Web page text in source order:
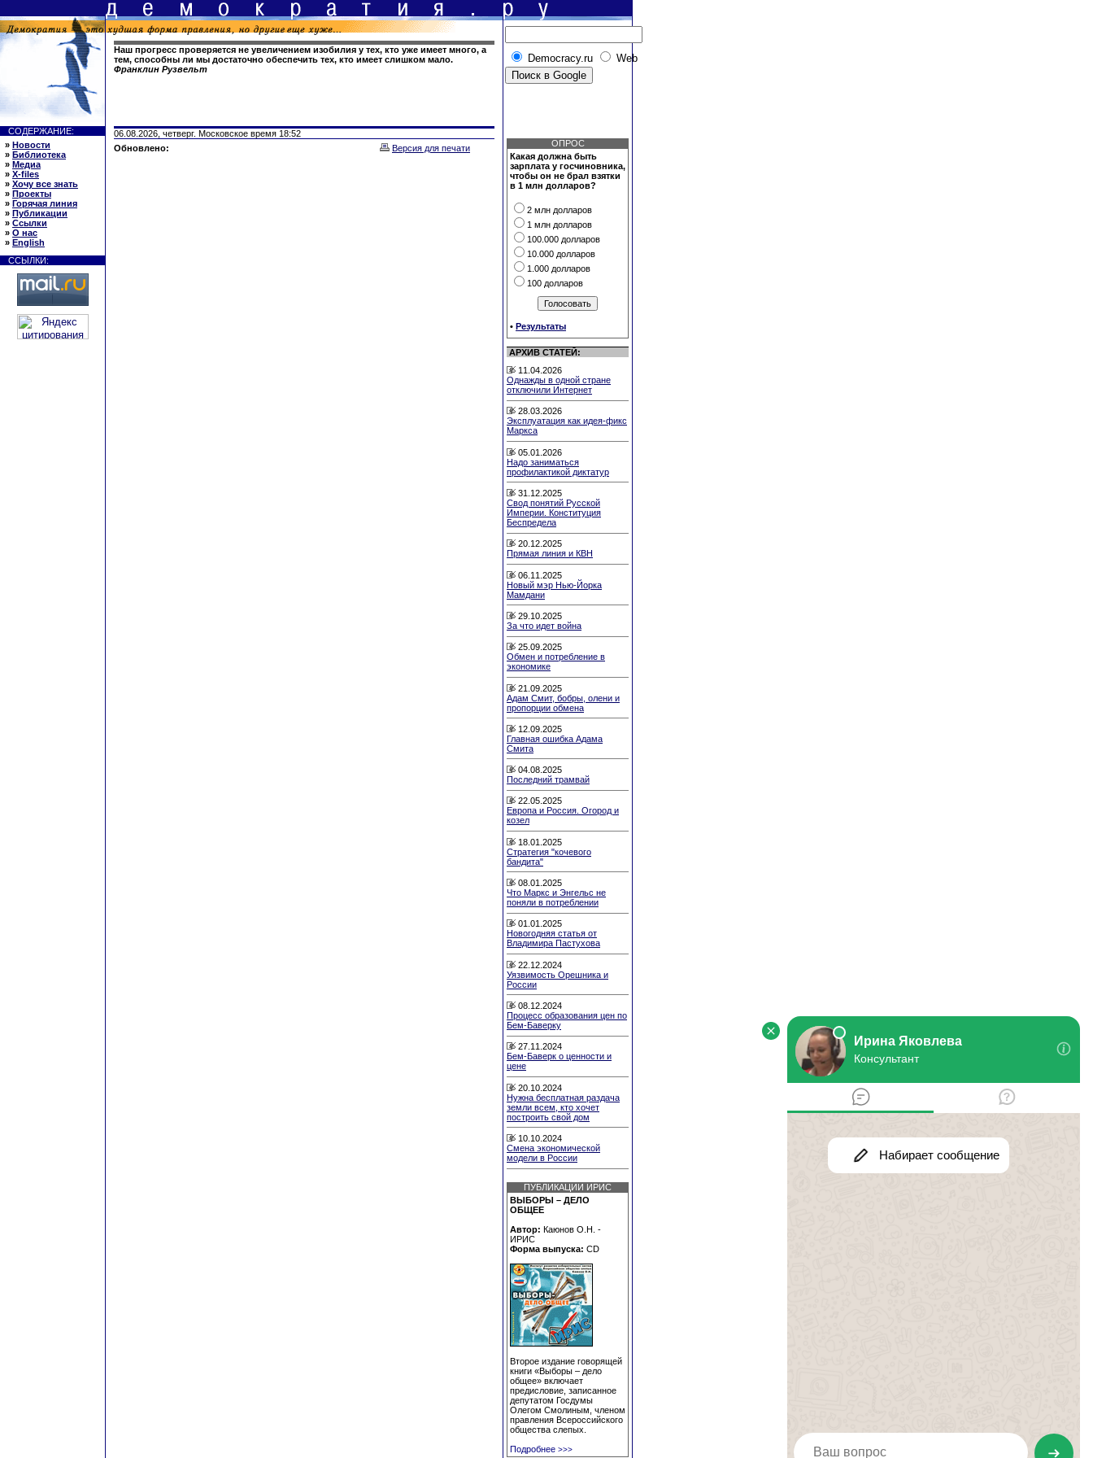
Наш прогресс проверяется не увеличением изобилия у тех, кто уже имеет много, а
тем, способны ли мы достаточно обеспечить тех, кто имеет слишком мало.
Франклин Рузвельт
Democracy.ru Web
СОДЕРЖАНИЕ:
» Новости
» Библиотека
» Медиа
» X-files
» Хочу все знать
» Проекты
» Горячая линия
» Публикации
» Ссылки
» О нас
» English
ССЫЛКИ:
06.08.2026, четверг. Московское время 18:52
Обновлено:
Версия для печати
ОПРОС
Какая должна быть
зарплата у госчиновника,
чтобы он не брал взятки
в 1 млн долларов?
2 млн долларов
1 млн долларов
100.000 долларов
10.000 долларов
1.000 долларов
100 долларов
• Результаты
АРХИВ СТАТЕЙ:
11.04.2026
Однажды в одной стране
отключили Интернет
28.03.2026
Эксплуатация как идея-фикс
Маркса
05.01.2026
Надо заниматься
профилактикой диктатур
31.12.2025
Свод понятий Русской
Империи. Конституция
Беспредела
20.12.2025
Прямая линия и КВН
06.11.2025
Новый мэр Нью-Йорка
Мамдани
29.10.2025
За что идет война
25.09.2025
Обмен и потребление в
экономике
21.09.2025
Адам Смит, бобры, олени и
пропорции обмена
12.09.2025
Главная ошибка Адама
Смита
04.08.2025
Последний трамвай
22.05.2025
Европа и Россия. Огород и
козел
18.01.2025
Стратегия "кочевого
бандита"
08.01.2025
Что Маркс и Энгельс не
поняли в потреблении
01.01.2025
Новогодняя статья от
Владимира Пастухова
22.12.2024
Уязвимость Орешника и
России
08.12.2024
Процесс образования цен по
Бем-Баверку
27.11.2024
Бем-Баверк о ценности и
цене
20.10.2024
Нужна бесплатная раздача
земли всем, кто хочет
построить свой дом
10.10.2024
Смена экономической
модели в России
ПУБЛИКАЦИИ ИРИС
ВЫБОРЫ – ДЕЛО
ОБЩЕЕ
Автор: Каюнов О.Н. -
ИРИС
Форма выпуска: CD
Второе издание говорящей
книги «Выборы – дело
общее» включает
предисловие, записанное
депутатом Госдумы
Олегом Смолиным, членом
правления Всероссийского
общества слепых.
Подробнее >>>